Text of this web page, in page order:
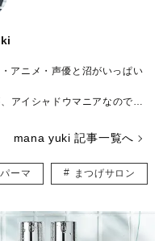
アニメ・声優と沼がいっぱい
アイシャドウマニアなので推
一日が終わってしまうことも
バイザー検定3級、日本化粧品
ていますが、上を目指してま
女性の参考になる記事をお届
mana yuki 記事一覧へ
パーマ まつげサロン